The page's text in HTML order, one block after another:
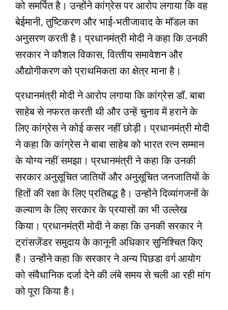
को समर्पित है। उन्‍होंने कांग्रेस पर आरोप लगाया कि वह
बेईमानी, तुष्टिकरण और भाई-भतीजावाद के मॉडल का
अनुसरण करती है। प्रधानमंत्री मोदी ने कहा कि उनकी
सरकार ने कौशल विकास, वित्‍तीय समावेशन और
औद्योगीकरण को प्राथमिकता का क्षेत्र माना है।
प्रधानमंत्री मोदी ने आरोप लगाया कि कांग्रेस डॉ. बाबा
साहेब से नफरत करती थी और उन्‍हें चुनाव में हराने के
लिए कांग्रेस ने कोई कसर नहीं छोड़ी। प्रधानमंत्री मोदी
ने कहा कि कांग्रेस ने बाबा साहेब को भारत रत्‍न सम्‍मान
के योग्‍य नहीं समझा। प्रधानमंत्री ने कहा कि उनकी
सरकार अनुसूचित जातियों और अनुसूचित जनजातियों के
हितों की रक्षा के लिए प्रतिबद्ध है। उन्‍होंने दिव्‍यांगजनों के
कल्‍याण के लिए सरकार के प्रयासों का भी उल्‍लेख
किया। प्रधानमंत्री मोदी ने कहा कि उनकी सरकार ने
ट्रांसजेंडर समुदाय के कानूनी अधिकार सुनिश्चित किए
हैं। उन्होंने कहा कि सरकार ने अन्‍य पिछडा वर्ग आयोग
को संवैधानिक दर्जा देने की लंबे समय से चली आ रही मांग
को पूरा किया है।